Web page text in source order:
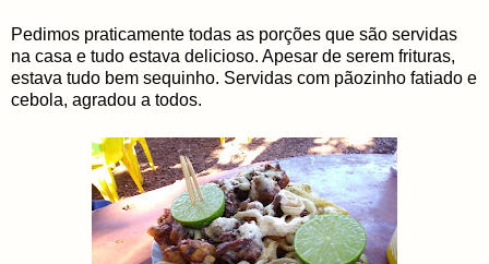
Pedimos praticamente todas as porções que são servidas
na casa e tudo estava delicioso. Apesar de serem frituras,
estava tudo bem sequinho. Servidas com pãozinho fatiado e
cebola, agradou a todos.